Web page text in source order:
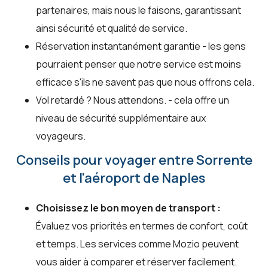
partenaires, mais nous le faisons, garantissant
ainsi sécurité et qualité de service.
Réservation instantanément garantie - les gens
pourraient penser que notre service est moins
efficace s'ils ne savent pas que nous offrons cela.
Vol retardé ? Nous attendons. - cela offre un
niveau de sécurité supplémentaire aux
voyageurs.
Conseils pour voyager entre Sorrente
et l'aéroport de Naples
Choisissez le bon moyen de transport :
Évaluez vos priorités en termes de confort, coût
et temps. Les services comme Mozio peuvent
vous aider à comparer et réserver facilement.